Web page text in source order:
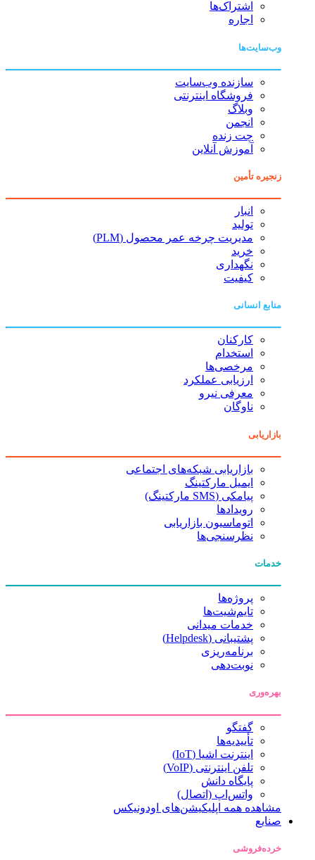
اشتراک‌ها
اجاره
وب‌سایت‌ها
سازنده وب‌سایت
فروشگاه اینترنتی
وبلاگ
انجمن
چت زنده
آموزش آنلاین
زنجیره تأمین
انبار
تولید
مدیریت چرخه عمر محصول (PLM)
خرید
نگهداری
کیفیت
منابع انسانی
کارکنان
استخدام
مرخصی‌ها
ارزیابی عملکرد
معرفی نیرو
ناوگان
بازاریابی
بازاریابی شبکه‌های اجتماعی
ایمیل مارکتینگ
پیامکی (SMS مارکتینگ)
رویدادها
اتوماسیون بازاریابی
نظرسنجی‌ها
خدمات
پروژه‌ها
تایم‌شیت‌ها
خدمات میدانی
پشتیبانی (Helpdesk)
برنامه‌ریزی
نوبت‌دهی
بهره‌وری
گفتگو
تأییدیه‌ها
اینترنت اشیا (IoT)
تلفن اینترنتی (VoIP)
پایگاه دانش
واتس‌اپ (اتصال)
مشاهده همه اپلیکیشن‌های اودونیکس
صنایع
خرده‌فروشی